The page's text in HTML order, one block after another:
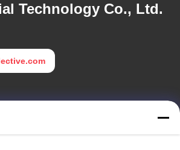
Technology Co., Ltd.